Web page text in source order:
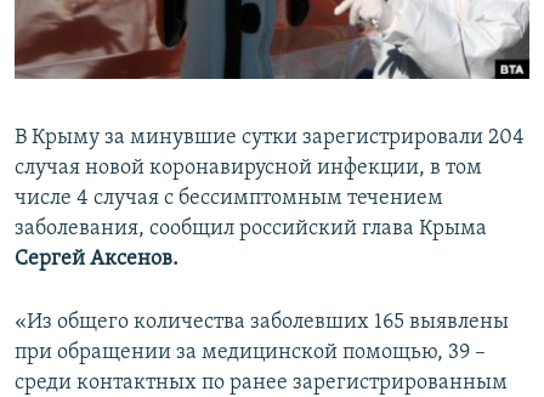
ПОБЕДИТЕЛЕЙ НЕ СУДЯТ?
КРЫМ.НЕПОКОРЕННЫЙ
УКРАИНСКАЯ ПРОБЛЕМА КРЫМА
ПРИСОЕДИНЯЙТЕСЬ!
Все сайты RFE/RL
В Крыму за минувшие сутки зарегистрировали 204
случая новой коронавирусной инфекции, в том
числе 4 случая с бессимптомным течением
заболевания, сообщил российский глава Крыма
Сергей Аксенов.
«Из общего количества заболевших 165 выявлены
при обращении за медицинской помощью, 39 –
среди контактных по ранее зарегистрированным